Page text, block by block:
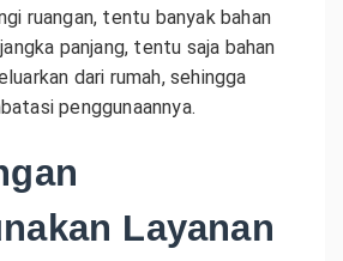
ruangan, tentu banyak bahan
panjang, tentu saja bahan
dari rumah, sehingga
penggunaannya.
Layanan